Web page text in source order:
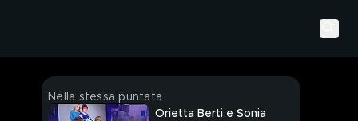
Nella stessa puntata
Orietta Berti e Sonia